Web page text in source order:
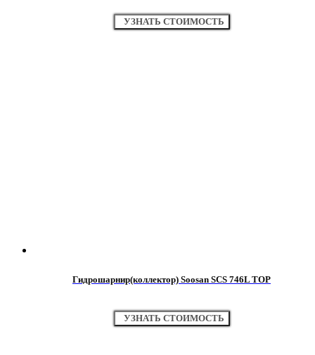
УЗНАТЬ СТОИМОСТЬ
Гидрошарнир(коллектор) Soosan SCS 746L TOP
УЗНАТЬ СТОИМОСТЬ